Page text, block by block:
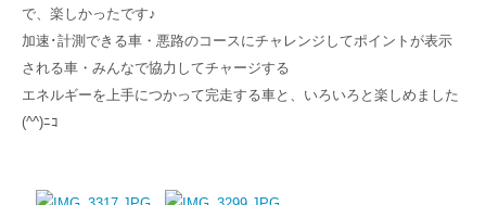
で、楽しかったです♪
加速･計測できる車・悪路のコースにチャレンジしてポイントが表示
される車・みんなで協力してチャージする
エネルギーを上手につかって完走する車と、いろいろと楽しめました
(^^)ﾆｺ